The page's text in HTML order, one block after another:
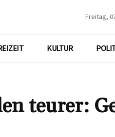
Freitag,
KULTUR
teurer: